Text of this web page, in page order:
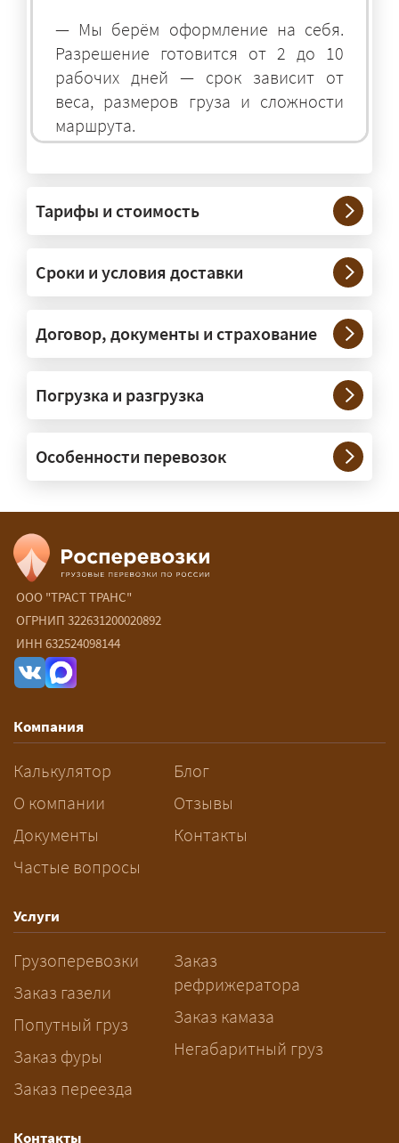
— Мы берём оформление на себя.
Разрешение готовится от 2 до 10
рабочих дней — срок зависит от
веса, размеров груза и сложности
маршрута.
— На тралах и низкорамниках —
платформах, рассчитанных на
крупногабаритную технику и
конструкции. Транспорт подбираем
под конкретные размеры и вес груза.
сопровождение?
организуем. Потребность в машинах
прикрытия зависит от габаритов
груза и маршрута; это определяется
Сколько стоит перевозка
негабарита?
— От 90 ₽/км. Точная стоимость
рассчитывается индивидуально:
влияют габариты и вес груза,
разрешений и машин
сопровождения.
За сколько дней заказывать
перевозку негабарита?
— Заранее: только оформление
рабочих дней. Оставьте заявку
заблаговременно — логист
рассчитает маршрут и запустит
подготовку документов.
Тарифы и стоимость
Сроки и условия доставки
Договор, документы и страхование
Погрузка и разгрузка
Особенности перевозок
ООО "ТРАСТ ТРАНС"
ОГРНИП 322631200020892
ИНН 632524098144
Компания
Калькулятор
О компании
Документы
Частые вопросы
Блог
Отзывы
Контакты
Услуги
Грузоперевозки
Заказ газели
Попутный груз
Заказ фуры
Заказ переезда
Заказ
рефрижератора
Заказ камаза
Негабаритный груз
Контакты